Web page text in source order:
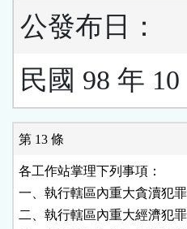
公發布日：
民國 98 年 10
第 13 條
各工作站掌理下列事項：
一、執行轄區內重大貪瀆犯
二、執行轄區內重大經濟犯